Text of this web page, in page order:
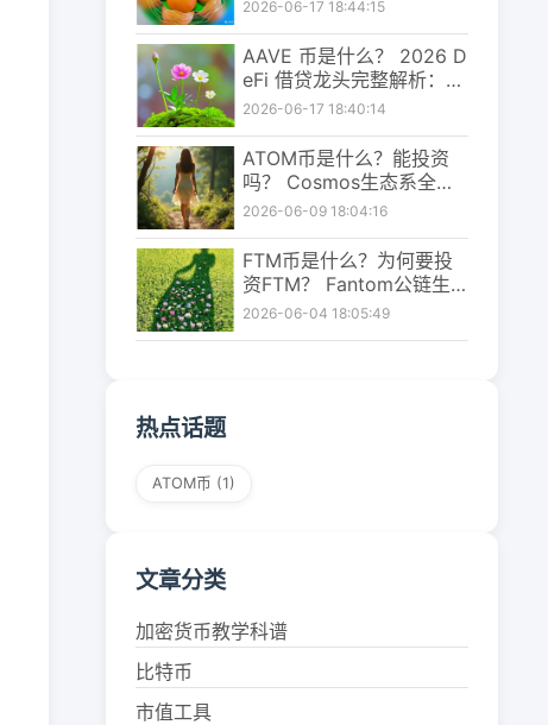
2026-06-17 18:44:15
AAVE 币是什么？ 2026 D
eFi 借贷龙头完整解析：利
率、质押、投资前景一次
2026-06-17 18:40:14
ATOM币是什么？能投资
吗？ Cosmos生态系全解
析
2026-06-09 18:04:16
FTM币是什么？为何要投
资FTM？ Fantom公链生
态、投资潜力解析
2026-06-04 18:05:49
热点话题
ATOM币 (1)
文章分类
加密货币教学科谱
比特币
市值工具